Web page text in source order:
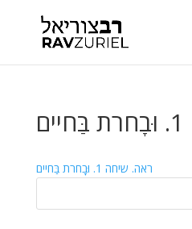
ראה. שיחה 1. וּבָחרת בַּחיים